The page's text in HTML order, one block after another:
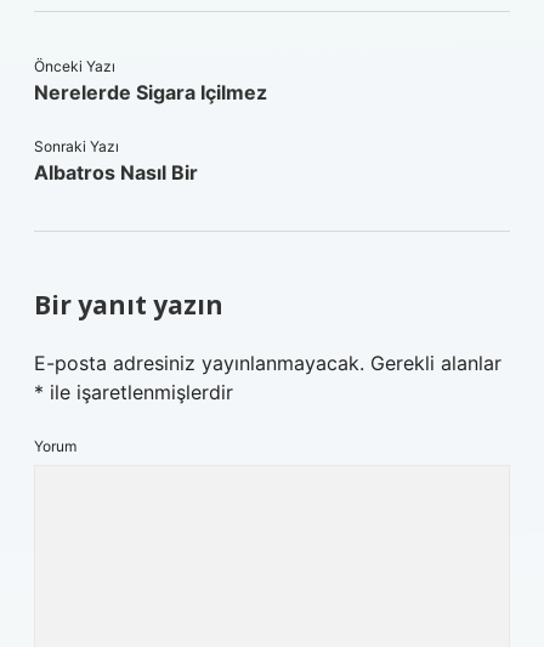
Önceki Yazı
Nerelerde Sigara Içilmez
Sonraki Yazı
Albatros Nasıl Bir
Bir yanıt yazın
E-posta adresiniz yayınlanmayacak. Gerekli alanlar
* ile işaretlenmişlerdir
Yorum